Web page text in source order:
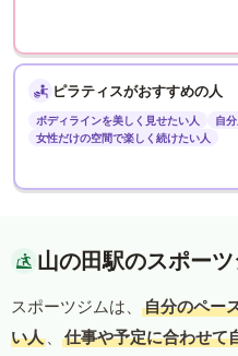
ピラティスがおすすめの人
ボディラインを美しく見せたい人
自
女性だけの空間で楽しく続けたい人
山の田駅のスポー
スポーツジムは、
自分のペー
い人 、 仕事や予定に合わせて